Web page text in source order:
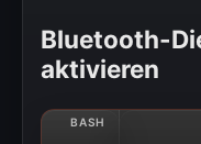
Bluetooth-
aktivieren